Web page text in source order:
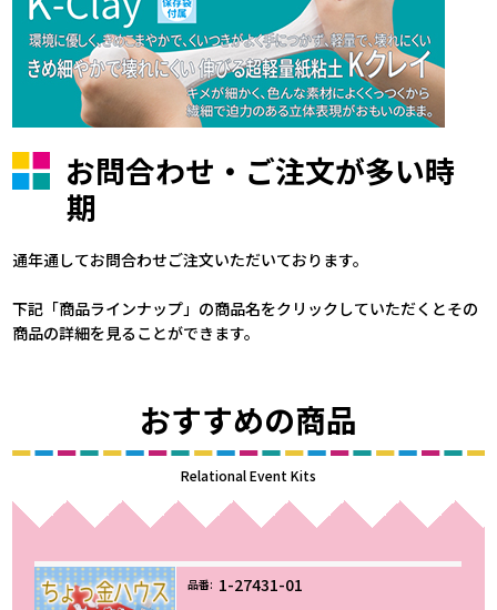
お問合わせ・ご注文が多い時
期
通年通してお問合わせご注文いただいております。
下記「商品ラインナップ」の商品名をクリックしていただくとその
商品の詳細を見ることができます。
おすすめの商品
Relational Event Kits
1-27431-01